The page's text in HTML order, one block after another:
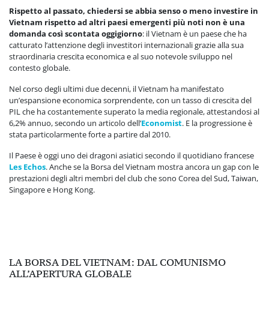
Rispetto al passato, chiedersi se abbia senso o meno investire in
Vietnam rispetto ad altri paesi emergenti più noti non è una
domanda così scontata oggigiorno: il Vietnam è un paese che ha
catturato l’attenzione degli investitori internazionali grazie alla sua
straordinaria crescita economica e al suo notevole sviluppo nel
contesto globale.
Nel corso degli ultimi due decenni, il Vietnam ha manifestato
un’espansione economica sorprendente, con un tasso di crescita del
PIL che ha costantemente superato la media regionale, attestandosi al
6,2% annuo, secondo un articolo dell’Economist. E la progressione è
stata particolarmente forte a partire dal 2010.
Il Paese è oggi uno dei dragoni asiatici secondo il quotidiano francese
Les Echos. Anche se la Borsa del Vietnam mostra ancora un gap con le
prestazioni degli altri membri del club che sono Corea del Sud, Taiwan,
Singapore e Hong Kong.
LA BORSA DEL VIETNAM: DAL COMUNISMO
ALL’APERTURA GLOBALE